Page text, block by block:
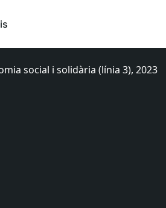
social i solidària (línia 3), 2023